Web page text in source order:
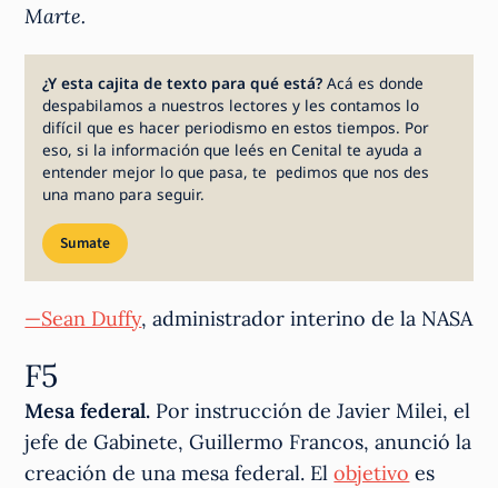
Marte.
¿Y esta cajita de texto para qué está?Acá es donde
despabilamos a nuestros lectores y les contamos lo
difícil que es hacer periodismo en estos tiempos. Por
eso, si la información que leés en Cenital te ayuda a
entender mejor lo que pasa, te pedimos que nos des
una mano para seguir.
Sumate
—Sean Duffy, administrador interino de la NASA
F5
Mesa federal. Por instrucción de Javier Milei, el
jefe de Gabinete, Guillermo Francos, anunció la
creación de una mesa federal. Elobjetivo es